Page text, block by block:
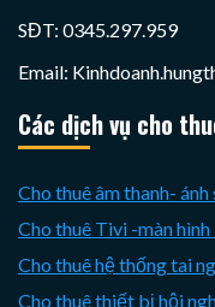
SĐT: 0345.297.959
Email:
Các dịch vụ cho
Cho thuê âm thanh- ánh
Cho thuê Tivi -màn hình
Cho thuê hệ thống tai
Cho thuê thiết bị hội